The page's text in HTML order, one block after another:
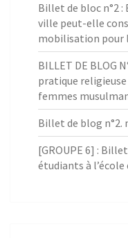
Billet de bloc n°2
ville peut-elle
mobilisation pour
BILLET DE BLOG
pratique
femmes
Billet de blog n°2.
[GROUPE 6] :
étudiants à l’école